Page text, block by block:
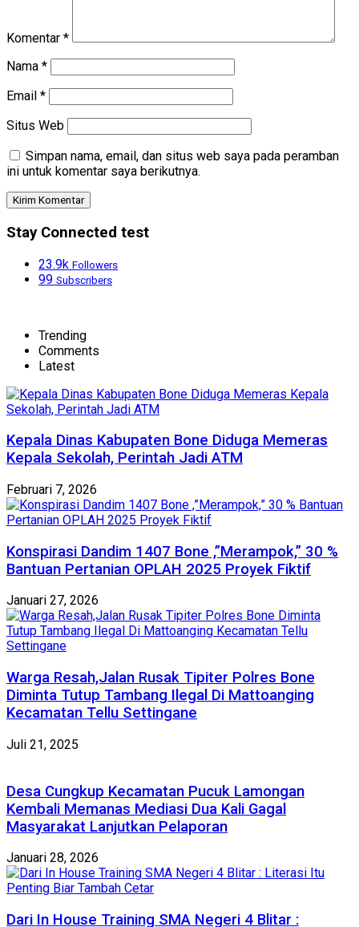
Komentar *
Nama *
Email *
Situs Web
Simpan nama, email, dan situs web saya pada peramban
ini untuk komentar saya berikutnya.
Stay Connected test
23.9k Followers
99 Subscribers
Trending
Comments
Latest
Kepala Dinas Kabupaten Bone Diduga Memeras
Kepala Sekolah, Perintah Jadi ATM
Februari 7, 2026
Konspirasi Dandim 1407 Bone ,”Merampok,” 30 %
Bantuan Pertanian OPLAH 2025 Proyek Fiktif
Januari 27, 2026
Warga Resah,Jalan Rusak Tipiter Polres Bone
Diminta Tutup Tambang Ilegal Di Mattoanging
Kecamatan Tellu Settingane
Juli 21, 2025
Desa Cungkup Kecamatan Pucuk Lamongan
Kembali Memanas Mediasi Dua Kali Gagal
Masyarakat Lanjutkan Pelaporan
Januari 28, 2026
Dari In House Training SMA Negeri 4 Blitar :